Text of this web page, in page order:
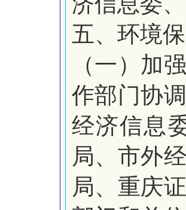
五、环境
（一）加
作部门协
经济信息
局、市外
局、重庆